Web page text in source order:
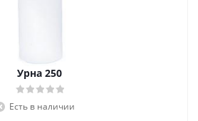
Урна 250
Есть в наличии